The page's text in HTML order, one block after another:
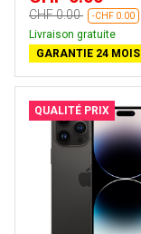
CHF 0.00 -CHF 0.00
Livraison gratuite
GARANTIE 24 MOIS
QUALITÉ PRIX